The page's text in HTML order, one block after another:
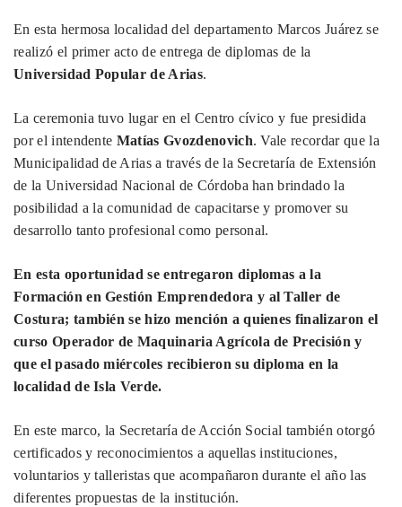
En esta hermosa localidad del departamento Marcos Juárez se
realizó el primer acto de entrega de diplomas de la
Universidad Popular de Arias.
La ceremonia tuvo lugar en el Centro cívico y fue presidida
por el intendente Matías Gvozdenovich. Vale recordar que la
Municipalidad de Arias a través de la Secretaría de Extensión
de la Universidad Nacional de Córdoba han brindado la
posibilidad a la comunidad de capacitarse y promover su
desarrollo tanto profesional como personal.
En esta oportunidad se entregaron diplomas a la
Formación en Gestión Emprendedora y al Taller de
Costura; también se hizo mención a quienes finalizaron el
curso Operador de Maquinaria Agrícola de Precisión y
que el pasado miércoles recibieron su diploma en la
localidad de Isla Verde.
En este marco, la Secretaría de Acción Social también otorgó
certificados y reconocimientos a aquellas instituciones,
voluntarios y talleristas que acompañaron durante el año las
diferentes propuestas de la institución.